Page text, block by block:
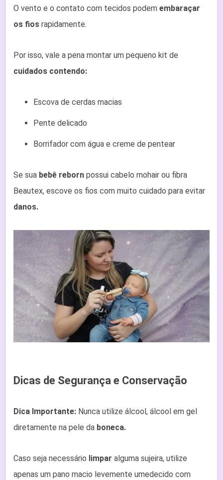
O vento e o contato com tecidos podem embaraçar
os fios rapidamente.
Por isso, vale a pena montar um pequeno kit de
cuidados contendo:
Escova de cerdas macias
Pente delicado
Borrifador com água e creme de pentear
Se sua bebê reborn possui cabelo mohair ou fibra
Beautex, escove os fios com muito cuidado para evitar
danos.
Dicas de Segurança e Conservação
Dica Importante: Nunca utilize álcool, álcool em gel
diretamente na pele da boneca.
Caso seja necessário limpar alguma sujeira, utilize
apenas um pano macio levemente umedecido com